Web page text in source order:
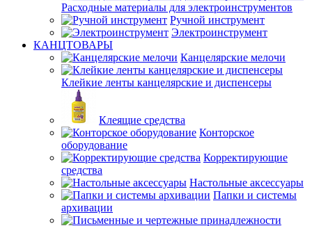
Расходные материалы для электроинструментов
Ручной инструмент
Электроинструмент
КАНЦТОВАРЫ
Канцелярские мелочи
Клейкие ленты канцелярские и диспенсеры
Клеящие средства
Конторское
оборудование
Корректирующие
средства
Настольные аксессуары
Папки и системы
архивации